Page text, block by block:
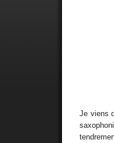
Je viens